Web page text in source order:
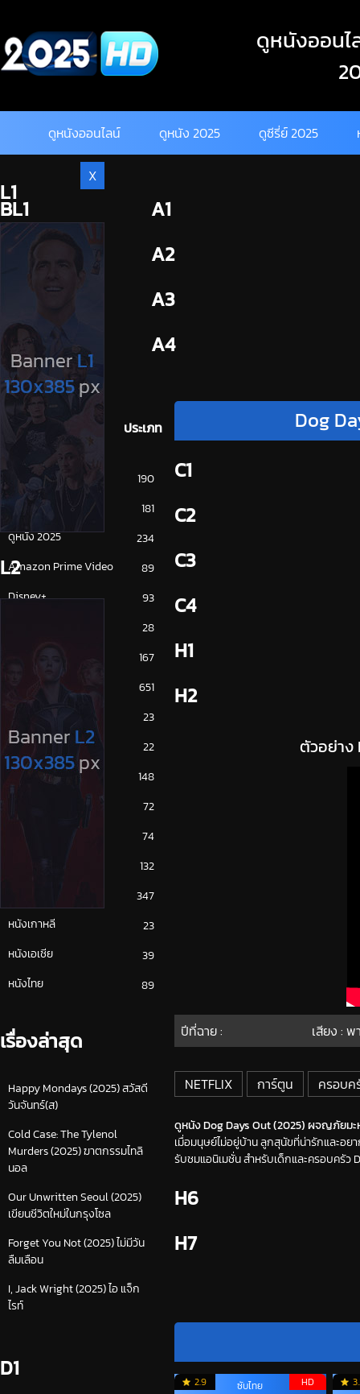
content
ดูหนังออนไ
ดูหนังออนไลน์ ดูหนัง 2025 ดูซีรี่ย์ 2025
BL1
A1
A2
A3
A4
ประเภท
การ์ตูน
190
ดูซีรี่ย์ 2025
181
ดูหนัง 2025
234
Amazon Prime Video
89
Disney+
93
28
167
NETFLIX
651
23
ซีรีย์ญี่ปุ่น
22
ซีรีย์ฝรั่ง
148
72
74
132
347
หนังเกาหลี
23
หนังเอเชีย
39
หนังไทย
89
เรื่องล่าสุด
Happy Mondays (2025) สวัสดี
วันจันทร์(ส)
Cold Case: The Tylenol
Murders (2025) ฆาตกรรมไทลิ
นอล
Our Unwritten Seoul (2025)
เขียนชีวิตใหม่ในกรุงโซล
Forget You Not (2025) ไม่มีวัน
ลืมเลือน
I, Jack Wright (2025) ไอ แจ็ก
ไรท์
D1
Dog
C1
C2
C3
C4
H1
H2
ตัวอย่าง
ปีที่ฉาย : เสียง :
NETFLIX การ์ตูน ครอบค
ดูหนัง Dog Days Out (2025) ผจญภัยมะ
เมื่อมนุษย์ไม่อยู่บ้าน ลูกสุนัขที่น่ารักและอย
รับชมแอนิเมชั่น สำหรับเด็กและครอบครัว
H6
H7
2.9 HD
ซับไทย
X
L1
L2